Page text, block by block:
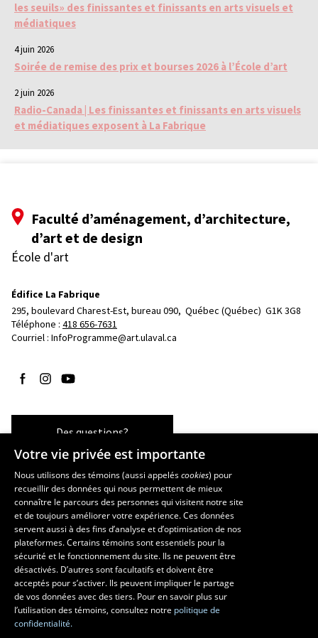
les seuils» des finissantes et finissants en arts visuels et
médiatiques
4 juin 2026
Soirée de remise des prix et bourses 2026 à l’École d’art
2 juin 2026
Radio-Canada | Les finissantes et finissants en arts visuels
et médiatiques exposent à La Fabrique
Faculté d’aménagement, d’architecture,
d’art et de design
École d'art
Édifice La Fabrique
295, boulevard Charest-Est, bureau 090, Québec (Québec)  G1K 3G8
Téléphone : 418 656-7631
Courriel : InfoProgramme@art.ulaval.ca
Suivez-nous sur Facebook
Suivez-nous sur Instagram
Suivez-nous sur YouTube
Des questions?
Les écoles et la recherche
École supérieure d’aménagement du territoire et de développement
régional
École d’architecture
École de design
Centre de recherche en aménagement et développement
Votre vie privée est importante
Nous utilisons des témoins (aussi appeléscookies) pour
recueillir des données qui nous permettent de mieux
connaître le parcours des personnes qui visitent notre site
et de toujours améliorer votre expérience. Ces données
servent aussi à des fins d’analyse et d’optimisation de nos
plateformes. Certains témoins sont essentiels pour la
sécurité et le fonctionnement du site. Ils ne peuvent être
désactivés. D’autres sont facultatifs et doivent être
acceptés pour s’activer. Ils peuvent impliquer le partage
de vos données avec des tiers. Pour en savoir plus sur
l’utilisation des témoins, consultez notre politique de
confidentialité.